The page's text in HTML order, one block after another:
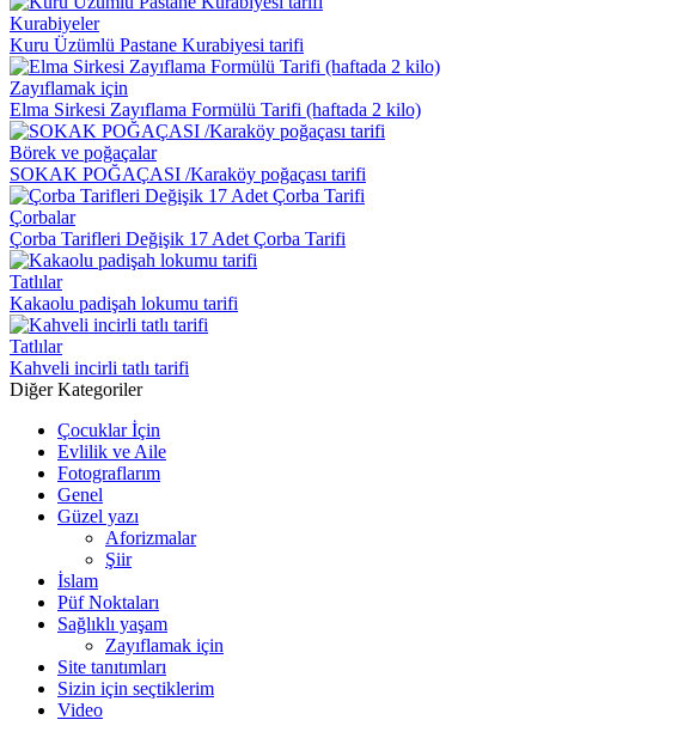
Kurabiyeler
Kuru Üzümlü Pastane Kurabiyesi tarifi
Zayıflamak için
Elma Sirkesi Zayıflama Formülü Tarifi (haftada 2 kilo)
Börek ve poğaçalar
SOKAK POĞAÇASI /Karaköy poğaçası tarifi
Çorbalar
Çorba Tarifleri Değişik 17 Adet Çorba Tarifi
Tatlılar
Kakaolu padişah lokumu tarifi
Tatlılar
Kahveli incirli tatlı tarifi
Diğer Kategoriler
Çocuklar İçin
Evlilik ve Aile
Fotograflarım
Genel
Güzel yazı
Aforizmalar
Şiir
İslam
Püf Noktaları
Sağlıklı yaşam
Zayıflamak için
Site tanıtımları
Sizin için seçtiklerim
Video